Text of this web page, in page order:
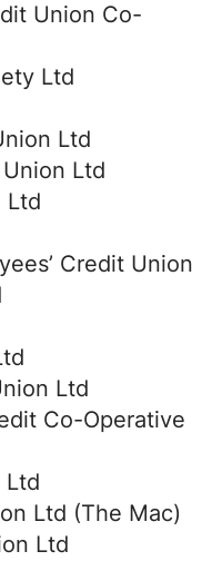
Union Co-
Ltd
Ltd
Ltd
Ltd
Credit Union
Ltd
Co-Operative
Ltd
Ltd (The Mac)
Ltd